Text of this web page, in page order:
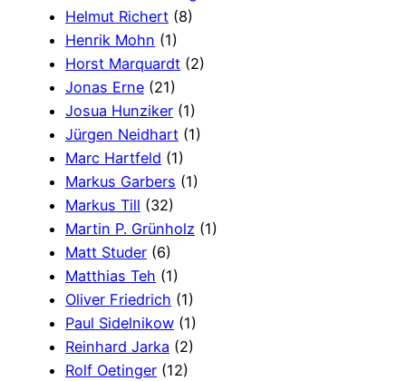
Helmut Richert (8)
Henrik Mohn (1)
Horst Marquardt (2)
Jonas Erne (21)
Josua Hunziker (1)
Jürgen Neidhart (1)
Marc Hartfeld (1)
Markus Garbers (1)
Markus Till (32)
Martin P. Grünholz (1)
Matt Studer (6)
Matthias Teh (1)
Oliver Friedrich (1)
Paul Sidelnikow (1)
Reinhard Jarka (2)
Rolf Oetinger (12)